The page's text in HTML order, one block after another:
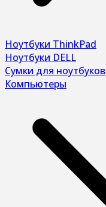
Ноутбуки ThinkPad
Ноутбуки DELL
Сумки для ноутбуков
Компьютеры